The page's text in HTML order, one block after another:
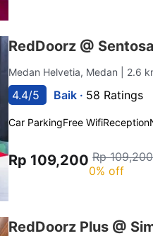
RedDoorz @
Medan Helvetia, Medan | 2.6
4.4/5 Baik · 58 Ratings
Car ParkingFree WifiReception
Rp 109,200 Rp 109,200
0% off
RedDoorz Plus @